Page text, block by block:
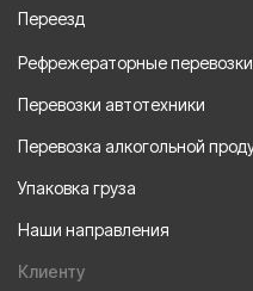
Переезд
Рефрежераторные перевозки
Перевозки автотехники
Перевозка алкогольной
Упаковка груза
Наши направления
Клиенту